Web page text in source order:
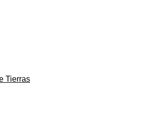
Tierras